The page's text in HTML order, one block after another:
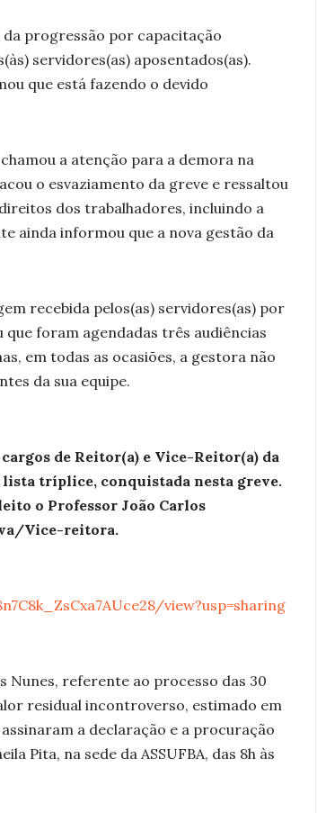
progressão por capacitação
servidores(as) aposentados(as).
que está fazendo o devido
a atenção para a demora na
o esvaziamento da greve e ressaltou
dos trabalhadores, incluindo a
ainda informou que a nova gestão da
recebida pelos(as) servidores(as) por
que foram agendadas três audiências
em todas as ocasiões, a gestora não
da sua equipe.
de Reitor(a) e Vice-Reitor(a) da
lista tríplice, conquistada nesta greve.
o Professor João Carlos
Vice-reitora.
view?usp=sharing
Nunes, referente ao processo das 30
residual incontroverso, estimado em
a declaração e a procuração
Pita, na sede da ASSUFBA, das 8h às